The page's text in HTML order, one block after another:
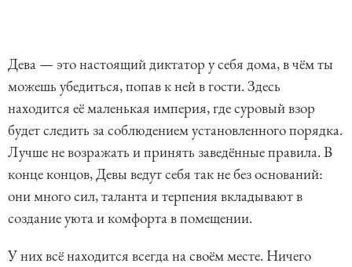
Дева — это настоящий диктатор у себя дома, в чём ты
можешь убедиться, попав к ней в гости. Здесь
находится её маленькая империя, где суровый взор
будет следить за соблюдением установленного порядка.
Лучше не возражать и принять заведённые правила. В
конце концов, Девы ведут себя так не без оснований:
они много сил, таланта и терпения вкладывают в
создание уюта и комфорта в помещении.
У них всё находится всегда на своём месте. Ничего